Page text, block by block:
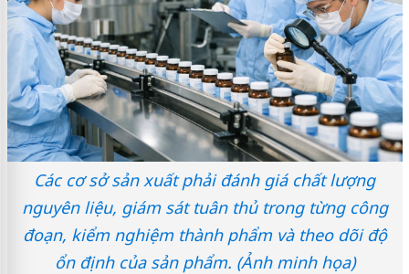
Các cơ sở sản xuất phải đánh giá chất lượng
nguyên liệu, giám sát tuân thủ trong từng công
đoạn, kiểm nghiệm thành phẩm và theo dõi độ
ổn định của sản phẩm. (Ảnh minh họa)